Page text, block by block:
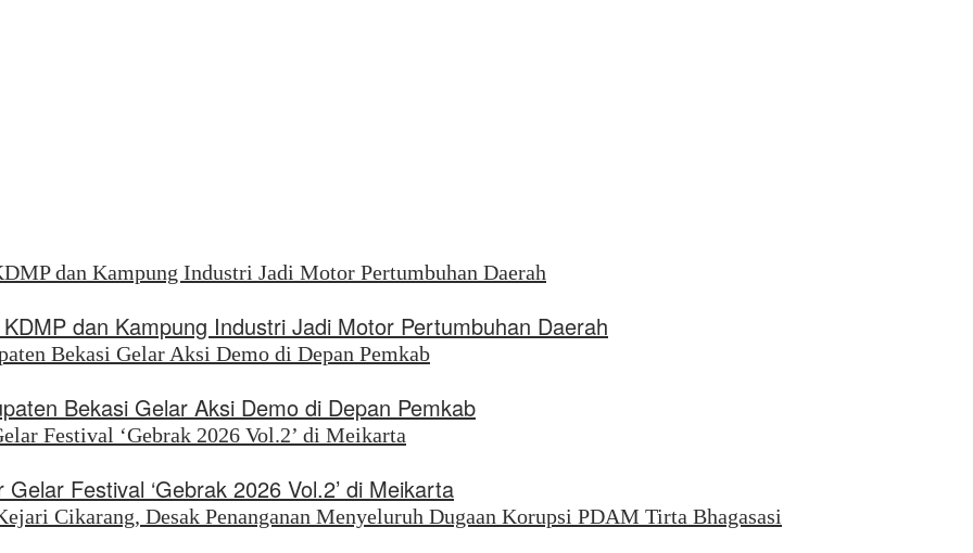
dan Kampung Industri Jadi Motor Pertumbuhan Daerah
Bekasi Gelar Aksi Demo di Depan Pemkab
Festival ‘Gebrak 2026 Vol.2’ di Meikarta